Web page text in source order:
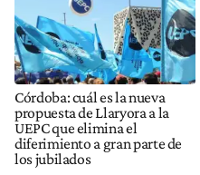
Córdoba: cuál es la nueva
propuesta de Llaryora a la
UEPC que elimina el
diferimiento a gran parte de
los jubilados